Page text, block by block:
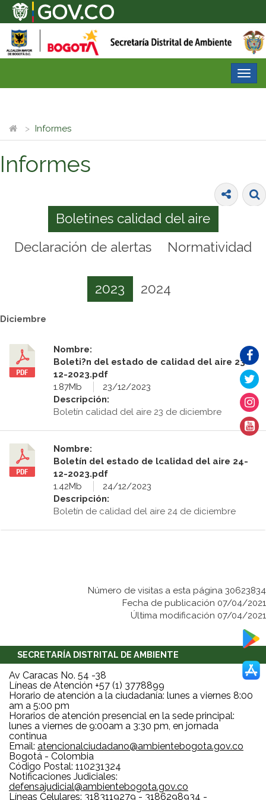
Informes
Informes
Boletines calidad del aire
Declaración de alertas
Normatividad
2023 2024
Diciembre
Nombre:
Boleti?n del estado de calidad del aire 23-
12-2023.pdf
1.87Mb
23/12/2023
Descripción:
Boletín calidad del aire 23 de diciembre
Nombre:
Boletín del estado de lcalidad del aire 24-
12-2023.pdf
1.42Mb
24/12/2023
Descripción:
Boletín de calidad del aire 24 de diciembre
Número de visitas a esta página 30623834
Fecha de publicación 07/04/2021
Última modificación 07/04/2021
SECRETARÍA DISTRITAL DE AMBIENTE
Av Caracas No. 54 -38
Líneas de Atención +57 (1) 3778899
Horario de atención a la ciudadanía: lunes a viernes 8:00
am a 5:00 pm
Horarios de atención presencial en la sede principal:
lunes a viernes de 9:00am a 3:30 pm, en jornada
continua
Email: atencionalciudadano@ambientebogota.gov.co
Bogotá - Colombia
Código Postal: 110231324
Notificaciones Judiciales:
defensajudicial@ambientebogota.gov.co
Líneas Celulares: 3183119279 - 3186298934 -